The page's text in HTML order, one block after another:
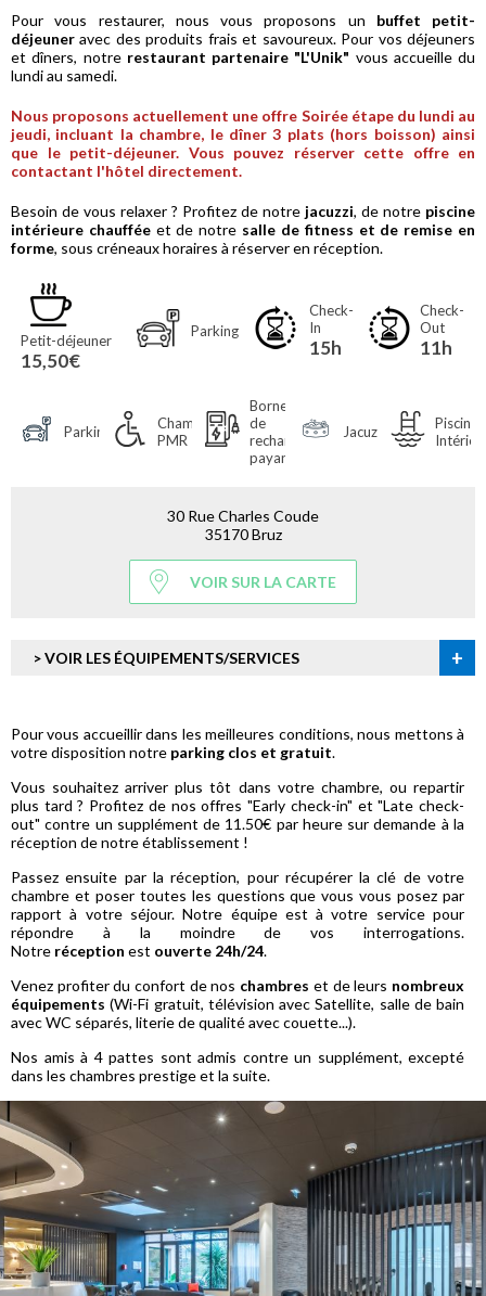
Pour vous restaurer, nous vous proposons un buffet petit-
déjeuner avec des produits frais et savoureux. Pour vos déjeuners
et dîners, notre restaurant partenaire "L'Unik" vous accueille du
lundi au samedi.
Nous proposons actuellement une offre Soirée étape du lundi au
jeudi, incluant la chambre, le dîner 3 plats (hors boisson) ainsi
que le petit-déjeuner. Vous pouvez réserver cette offre en
contactant l'hôtel directement.
Besoin de vous relaxer ? Profitez de notre jacuzzi, de notre piscine
intérieure chaufféeet de notre salle de fitness et de remise en
forme, sous créneaux horaires à réserver en réception.
Petit-déjeuner
15,50€
Parking
Check-
In
15h
Check-
Out
11h
Parking
Chambres
PMR
Borne
de
recharge
payante
Jacuzzi
Piscine
30 Rue Charles Coude
35170 Bruz
VOIR SUR LA CARTE
> VOIR LES ÉQUIPEMENTS/SERVICES +
Pour vous accueillir dans les meilleures conditions, nous mettons à
votre disposition notre parking clos et gratuit.
Vous souhaitez arriver plus tôt dans votre chambre, ou repartir
plus tard ? Profitez de nos offres "Early check-in" et "Late check-
out" contre un supplément de 11.50€ par heure sur demande à la
réception de notre établissement !
Passez ensuite par la réception, pour récupérer la clé de votre
chambre et poser toutes les questions que vous vous posez par
rapport à votre séjour. Notre équipe est à votre service pour
répondre à la moindre de vos interrogations.
Notre réception est ouverte 24h/24.
Venez profiter du confort de nos chambres et de leurs nombreux
équipements (Wi-Fi gratuit, télévision avec Satellite, salle de bain
avec WC séparés, literie de qualité avec couette...).
Nos amis à 4 pattes sont admis contre un supplément, excepté
dans les chambres prestige et la suite.